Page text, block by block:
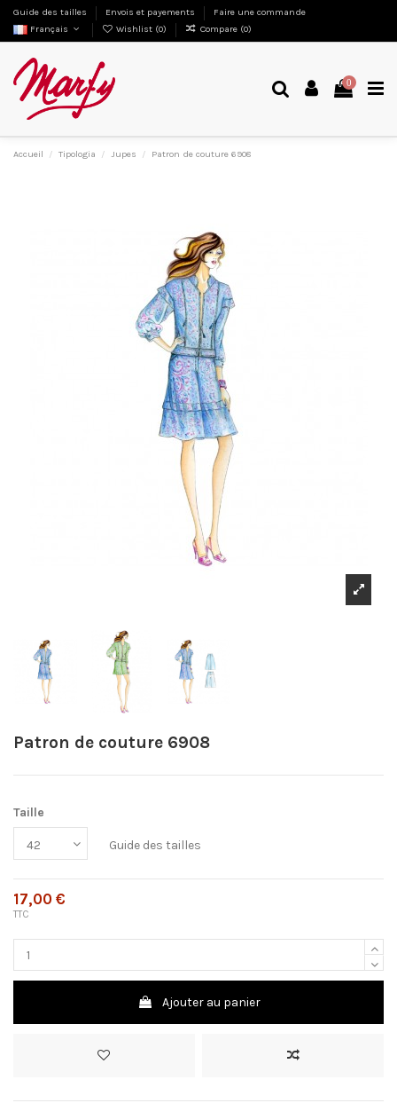
Guide des tailles Envois et payements
Faire une commande
Français
Wishlist (0) Compare (0)
0
Accueil Tipologia Jupes Patron de couture 6908
Patron de couture 6908
Taille
Guide des tailles
17,00 €
TTC
Ajouter au panier